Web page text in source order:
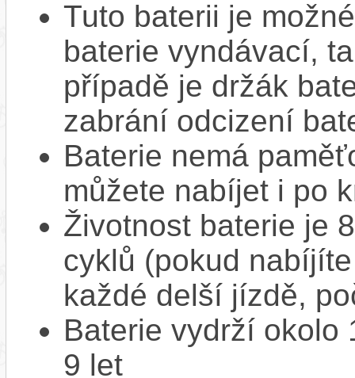
Tuto baterii je
baterie vyndávací,
případě je držák
zabrání odcizení
Baterie nemá
můžete nabíjet i po
Životnost baterie je
cyklů (pokud
každé delší jízdě,
Baterie vydrží okolo
9 let